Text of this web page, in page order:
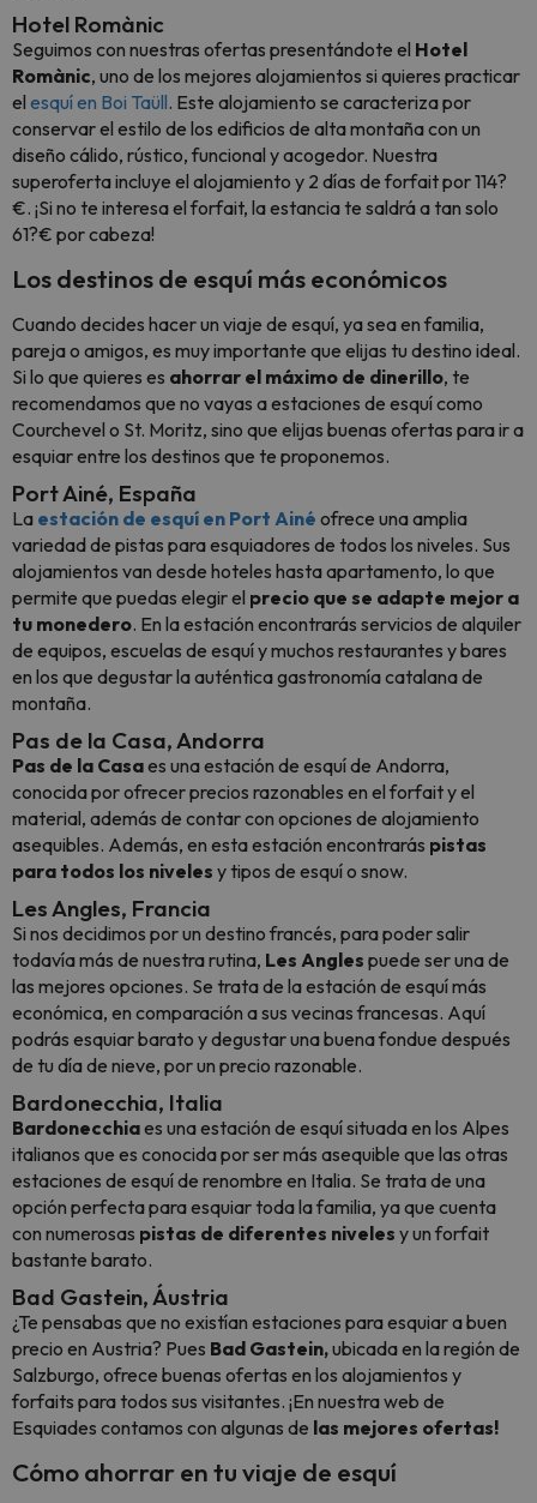
Hotel Romànic
Seguimos con nuestras ofertas presentándote el Hotel
Romànic, uno de los mejores alojamientos si quieres practicar
el esquí en Boi Taüll. Este alojamiento se caracteriza por
conservar el estilo de los edificios de alta montaña con un
diseño cálido, rústico, funcional y acogedor. Nuestra
superoferta incluye el alojamiento y 2 días de forfait por 114?
€. ¡Si no te interesa el forfait, la estancia te saldrá a tan solo
61?€ por cabeza!
Los destinos de esquí más económicos
Cuando decides hacer un viaje de esquí, ya sea en familia,
pareja o amigos, es muy importante que elijas tu destino ideal.
Si lo que quieres es ahorrar el máximo de dinerillo, te
recomendamos que no vayas a estaciones de esquí como
Courchevel o St. Moritz, sino que elijas buenas ofertas para ir a
esquiar entre los destinos que te proponemos.
Port Ainé, España
La estación de esquí en Port Ainé ofrece una amplia
variedad de pistas para esquiadores de todos los niveles. Sus
alojamientos van desde hoteles hasta apartamento, lo que
permite que puedas elegir el precio que se adapte mejor a
tu monedero. En la estación encontrarás servicios de alquiler
de equipos, escuelas de esquí y muchos restaurantes y bares
en los que degustar la auténtica gastronomía catalana de
montaña.
Pas de la Casa, Andorra
Pas de la Casaes una estación de esquí de Andorra,
conocida por ofrecer precios razonables en el forfait y el
material, además de contar con opciones de alojamiento
asequibles. Además, en esta estación encontrarás pistas
para todos los niveles y tipos de esquí o snow.
Les Angles, Francia
Si nos decidimos por un destino francés, para poder salir
todavía más de nuestra rutina, Les Angles puede ser una de
las mejores opciones. Se trata de la estación de esquí más
económica, en comparación a sus vecinas francesas. Aquí
podrás esquiar barato y degustar una buena fondue después
de tu día de nieve, por un precio razonable.
Bardonecchia, Italia
Bardonecchiaes una estación de esquí situada en los Alpes
italianos que es conocida por ser más asequible que las otras
estaciones de esquí de renombre en Italia. Se trata de una
opción perfecta para esquiar toda la familia, ya que cuenta
con numerosas pistas de diferentes niveles y un forfait
bastante barato.
Bad Gastein, Áustria
¿Te pensabas que no existían estaciones para esquiar a buen
precio en Austria? Pues Bad Gastein,ubicada en la región de
Salzburgo, ofrece buenas ofertas en los alojamientos y
forfaits para todos sus visitantes. ¡En nuestra web de
Esquiades contamos con algunas de las mejores ofertas!
Cómo ahorrar en tu viaje de esquí